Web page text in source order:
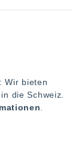
Wir bieten
die Schweiz.